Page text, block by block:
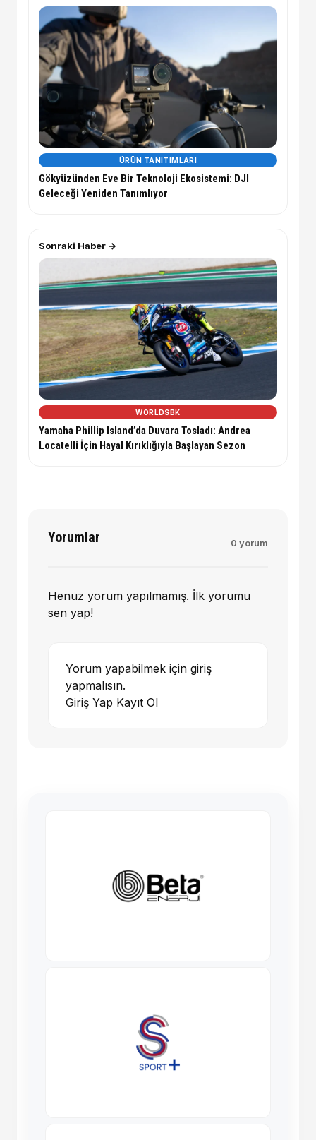
ÜRÜN TANITIMLARI
Gökyüzünden Eve Bir Teknoloji Ekosistemi: DJI
Geleceği Yeniden Tanımlıyor
Sonraki Haber →
WORLDSBK
Yamaha Phillip Island’da Duvara Tosladı: Andrea
Locatelli İçin Hayal Kırıklığıyla Başlayan Sezon
Yorumlar 0 yorum
Henüz yorum yapılmamış. İlk yorumu
sen yap!
Yorum yapabilmek için giriş
yapmalısın.
Giriş Yap Kayıt Ol